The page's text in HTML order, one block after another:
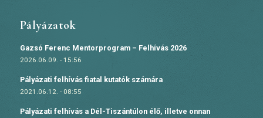
Pályázatok
Gazsó Ferenc Mentorprogram – Felhívás 2026
2026.06.09. - 15:56
Pályázati felhívás fiatal kutatók számára
2021.06.12. - 08:55
Pályázati felhívás a Dél-Tiszántúlon élő, illetve onnan